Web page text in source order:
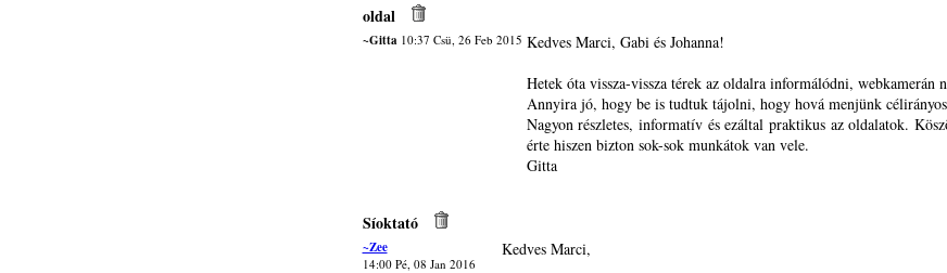
oldal
~Gitta10:37 Csü, 26 Feb 2015 Kedves Marci, Gabi és Johanna!
Hetek óta vissza-vissza térek az oldalra informálódni, webkamerán
Annyira jó, hogy be is tudtuk tájolni, hogy hová menjünk
Nagyon részletes, informatív és ezáltal praktikus az oldalatok.
érte hiszen bizton sok-sok munkátok van vele.
Gitta
Síoktató
~Zee
14:00 Pé, 08 Jan 2016
Kedves Marci,